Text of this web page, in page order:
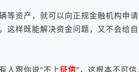
等资产，就可以向正规金融机构申
这样既能解决资金问题，又不会给
人跟你说"不上征信"，这根本不可信